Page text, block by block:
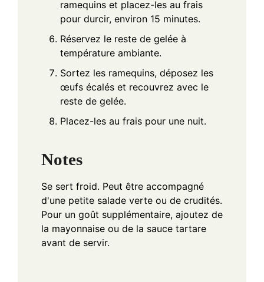
ramequins et placez-les au frais
pour durcir, environ 15 minutes.
Réservez le reste de gelée à
température ambiante.
Sortez les ramequins, déposez les
œufs écalés et recouvrez avec le
reste de gelée.
Placez-les au frais pour une nuit.
Notes
Se sert froid. Peut être accompagné
d'une petite salade verte ou de crudités.
Pour un goût supplémentaire, ajoutez de
la mayonnaise ou de la sauce tartare
avant de servir.